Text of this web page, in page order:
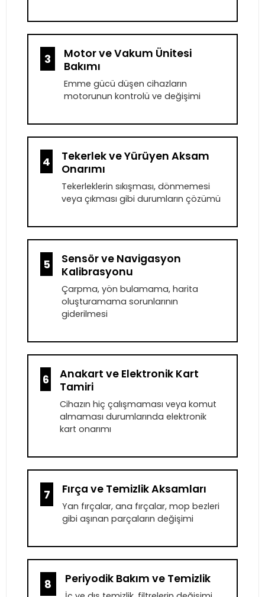
3
Motor ve Vakum Ünitesi
Bakımı
Emme gücü düşen cihazların
motorunun kontrolü ve değişimi
4
Tekerlek ve Yürüyen Aksam
Onarımı
Tekerleklerin sıkışması, dönmemesi
veya çıkması gibi durumların çözümü
5
Sensör ve Navigasyon
Kalibrasyonu
Çarpma, yön bulamama, harita
oluşturamama sorunlarının
giderilmesi
6
Anakart ve Elektronik Kart
Tamiri
Cihazın hiç çalışmaması veya komut
almaması durumlarında elektronik
kart onarımı
7 Fırça ve Temizlik Aksamları
Yan fırçalar, ana fırçalar, mop bezleri
gibi aşınan parçaların değişimi
8 Periyodik Bakım ve Temizlik